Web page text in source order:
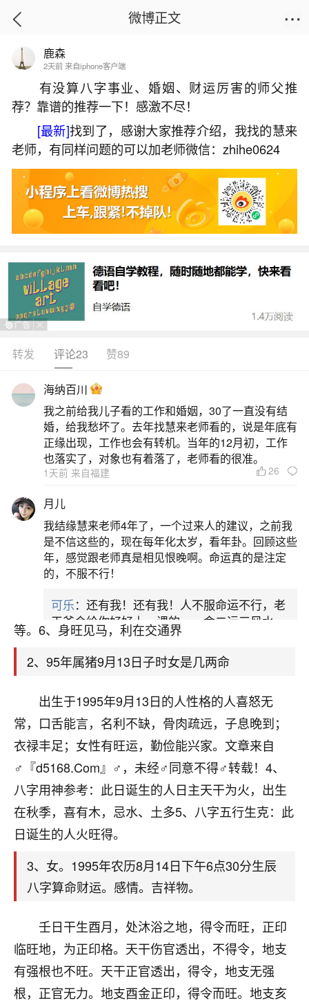
首页
一九九五年秋分出生好不好？
2026-07-08 08:21:48 6 10 赞
生活中像一九九五年秋分出生好不好？都是很
常见的问题，但是小问题不注意可能会引起大麻
烦，下面就这个问题给大家做一些解读：
1、“95年农历8月16阴历10月10上午10点女属
猪的命”
2、有财星和驿马,做事容易得到收益,且适合做
交通,运输,买卖,资讯方面的职业。3、命带空亡与桃
花,心灵手巧，可成为不错的艺人。4、四柱正财强
于偏财者，若经商，宜开门市店为好。5、柱中合
多，人缘好，朋友关系及群众关系较好，有一定的
领导艺术，适合协调辅助领导工作和信访接待工作
等。6、身旺见马，利在交通界
2、95年属猪9月13日子时女是几两命
出生于1995年9月13日的人性格的人喜怒无
常，口舌能言，名利不缺，骨肉疏远，子息晚到；
衣禄丰足；女性有旺运，勤俭能兴家。文章来自
♂『d5168.Com』♂，未经♂同意不得♂转载！4、
八字用神参考：此日诞生的人日主天干为火，出生
在秋季，喜有木，忌水、土多5、八字五行生克：此
日诞生的人火旺得。
3、女。1995年农历8月14日下午6点30分生辰
八字算命财运。感情。吉祥物。
壬日干生酉月，处沐浴之地，得令而旺，正印
临旺地，为正印格。天干伤官透出，不得令，地支
有强根也不旺。天干正官透出，得令，地支无强
根，正官无力。地支酉金正印，得令而旺。地支亥
微博正文
鹿森
2天前 来自iphone客户端
有没算八字事业、婚姻、财运厉害的师父推
荐？靠谱的推荐一下！感激不尽！
[最新]找到了，感谢大家推荐介绍，我找的慧来
老师，有同样问题的可以加老师微信：zhihe0624
转发 评论23 赞89
海纳百川
我之前给我儿子看的工作和婚姻，30了一直没有结
婚，给我愁坏了。去年找慧来老师看的，说是年底有
正缘出现，工作也会有转机。当年的12月初，工作
也落实了，对象也有着落了，老师看的很准。
1天前 来自福建 26
月儿
我结缘慧来老师4年了，一个过来人的建议，之前我
是不信这些的，现在每年化太岁，看年卦。回顾这些
年，感觉跟老师真是相见恨晚啊。命运真的是注定
的，不服不行！
可乐：还有我！还有我！人不服命运不行，老
天爷会给你好好上一课的。一命二运三风水，
哪样不服都不行！
平安是福：我也是每年找老师化太岁，看年
卦，认识老师3年了，都是缘分啊！
17分钟前 来自湖北 19
心若莲花
我是做餐饮的，这两年，生意屡屡受挫，店开一家关
一家，要么生意不好，生意好的就出事。前些年攒的
家底快败光了，真是倒霉！我也想找人看看到底怎么
回事？
鹿森：你可以找老师看看，人有时不服命不行
太阳当空赵：我也做餐饮的，生意不算大，但
是我从找店开始都是找慧来老师跟进的，选
大环境不好，但是我家生意还可以，前几天又
刚找老师做了补财库，希望财运更好一点！
2小时前 来自海南
梦醒时分